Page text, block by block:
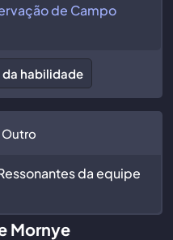
de Campo
habilidade
da equipe
Mornye